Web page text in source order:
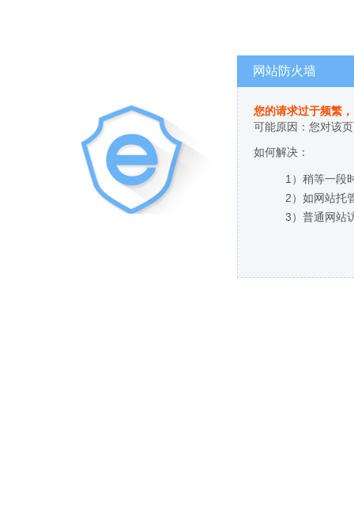
网站防火墙
您的请求过于频繁
可能原因：您对该
如何解决：
1）稍等一段
2）如网站托
3）普通网站